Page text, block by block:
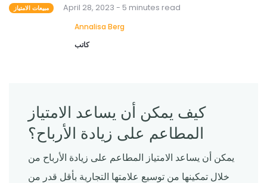
مبيعات الامتياز
April 28, 2023 - 5 minutes read
Annalisa Berg
كاتب
كيف يمكن أن يساعد الامتياز
المطاعم على زيادة الأرباح؟
يمكن أن يساعد الامتياز المطاعم على زيادة الأرباح من
خلال تمكينها من توسيع علامتها التجارية بأقل قدر من